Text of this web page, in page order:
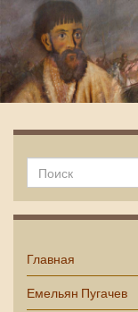
Емельян
Главная
Емельян Пугачев